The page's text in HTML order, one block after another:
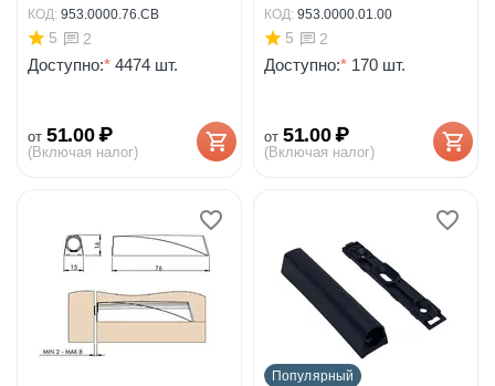
КОД: 953.0000.76.CB
5 2
Доступно:* 4474 шт.
от 51.00 ₽
(Включая налог)
КОД: 953.0000.01.00
5 2
Доступно:* 170 шт.
от 51.00 ₽
(Включая налог)
Популярный